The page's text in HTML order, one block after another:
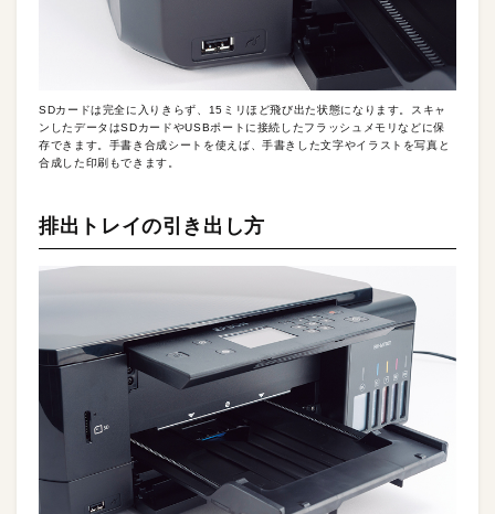
SDカードは完全に入りきらず、15ミリほど飛び出た状態になります。スキャ
ンしたデータはSDカードやUSBポートに接続したフラッシュメモリなどに保
存できます。手書き合成シートを使えば、手書きした文字やイラストを写真と
合成した印刷もできます。
排出トレイの引き出し方